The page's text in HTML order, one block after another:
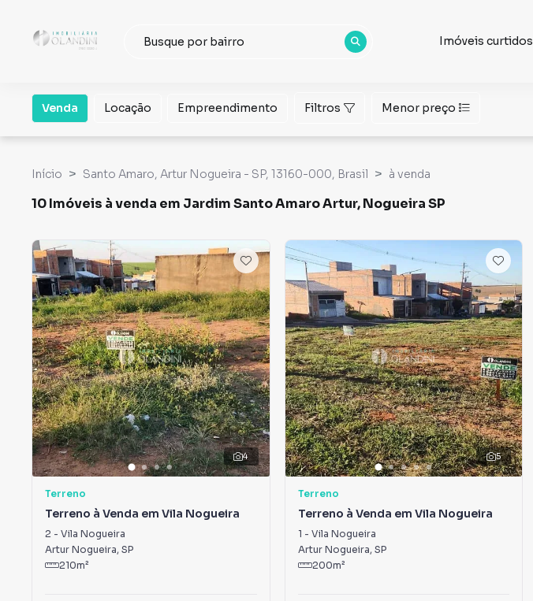
Imóveis curtidos
Venda Locação Empreendimento Filtros Menor preço
Início Santo Amaro, Artur Nogueira - SP, 13160-000, Brasil à venda
10 Imóveis à venda em Jardim Santo Amaro Artur, Nogueira SP
4
Terreno
Terreno à Venda em Vila Nogueira
2 - Vila Nogueira
Artur Nogueira, SP
210m²
5
Terreno
Terreno à Venda em Vila Nogueira
1 - Vila Nogueira
Artur Nogueira, SP
200m²